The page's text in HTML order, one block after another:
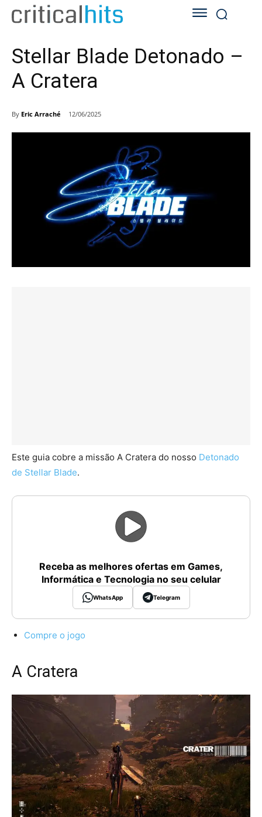
Stellar Blade Detonado –
A Cratera
By Eric Arraché 12/06/2025
Este guia cobre a missão A Cratera do nosso Detonado
de Stellar Blade.
Receba as melhores ofertas em Games,
Informática e Tecnologia no seu celular
WhatsApp Telegram
Compre o jogo
A Cratera